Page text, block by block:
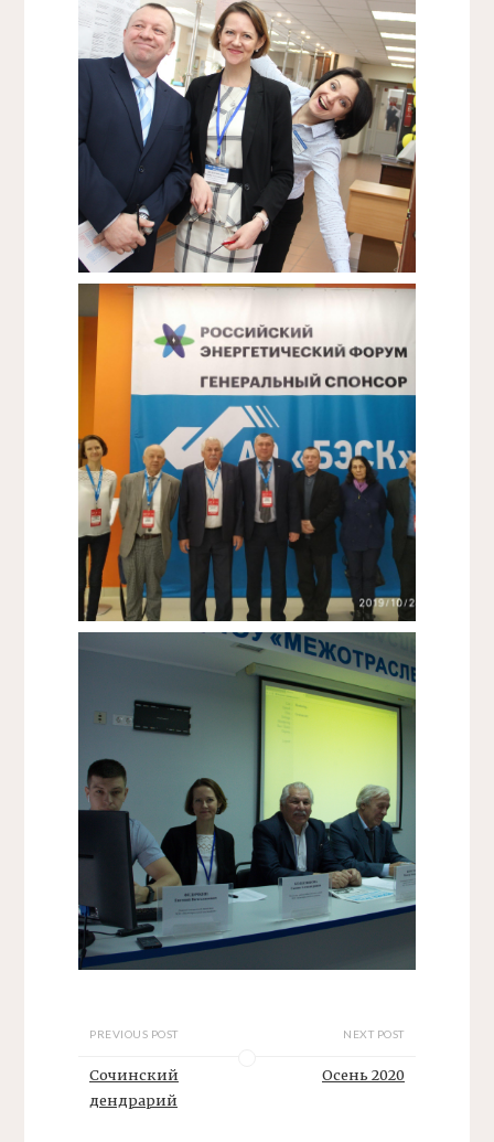
PREVIOUS POST
Сочинский
дендрарий
NEXT POST
Осень 2020